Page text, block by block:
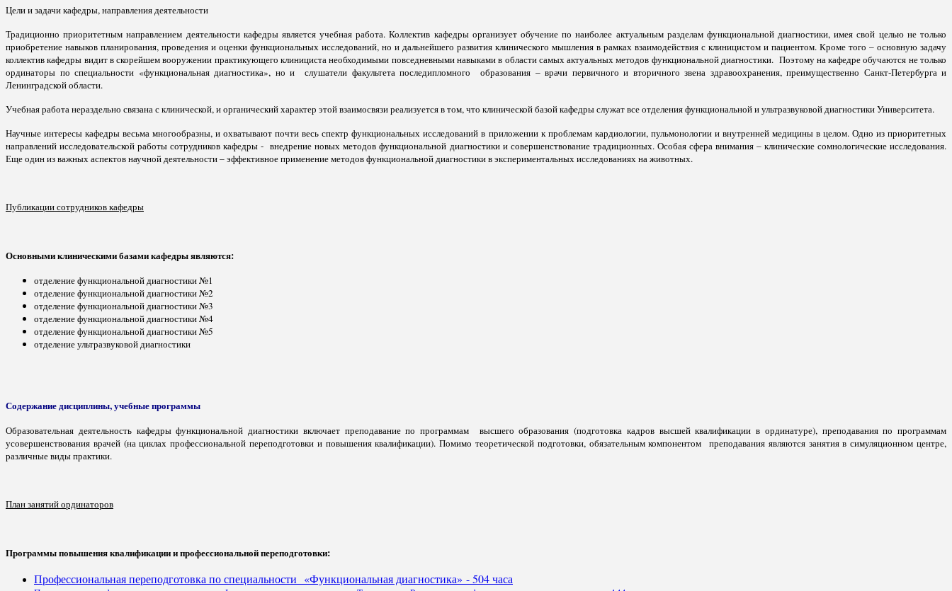
Цели и задачи кафедры, направления деятельности
Традиционно приоритетным направлением деятельности кафедры является учебная работа. Коллектив кафедры организует обучение по наиболее актуальным разделам функциональной диагностики, имея свой целью не только
приобретение навыков планирования, проведения и оценки функциональных исследований, но и дальнейшего развития клинического мышления в рамках взаимодействия с клиницистом и пациентом. Кроме того – основную задачу
коллектив кафедры видит в скорейшем вооружении практикующего клинициста необходимыми повседневными навыками в области самых актуальных методов функциональной диагностики. Поэтому на кафедре обучаются не только
ординаторы по специальности «функциональная диагностика», но и слушатели факультета последипломного образования – врачи первичного и вторичного звена здравоохранения, преимущественно Санкт-Петербурга и
Ленинградской области.
Учебная работа нераздельно связана с клинической, и органический характер этой взаимосвязи реализуется в том, что клинической базой кафедры служат все отделения функциональной и ультразвуковой диагностики Университета.
Научные интересы кафедры весьма многообразны, и охватывают почти весь спектр функциональных исследований в приложении к проблемам кардиологии, пульмонологии и внутренней медицины в целом. Одно из приоритетных
направлений исследовательской работы сотрудников кафедры - внедрение новых методов функциональной диагностики и совершенствование традиционных. Особая сфера внимания – клинические сомнологические исследования.
Еще один из важных аспектов научной деятельности – эффективное применение методов функциональной диагностики в экспериментальных исследованиях на животных.
Публикации сотрудников кафедры
Основными клиническими базами кафедры являются:
отделение функциональной диагностики №1
отделение функциональной диагностики №2
отделение функциональной диагностики №3
отделение функциональной диагностики №4
отделение функциональной диагностики №5
отделение ультразвуковой диагностики
Содержание дисциплины, учебные программы
Образовательная деятельность кафедры функциональной диагностики включает преподавание по программам высшего образования (подготовка кадров высшей квалификации в ординатуре), преподавания по программам
усовершенствования врачей (на циклах профессиональной переподготовки и повышения квалификации). Помимо теоретической подготовки, обязательным компонентом преподавания являются занятия в симуляционном центре,
различные виды практики.
План занятий ординаторов
Программы повышения квалификации и профессиональной переподготовки:
Профессиональная переподготовка по специальности «Функциональная диагностика» - 504 часа